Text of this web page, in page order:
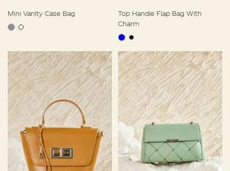
Mini Vanity Case Bag
Top Handle Flap Bag With
Charm